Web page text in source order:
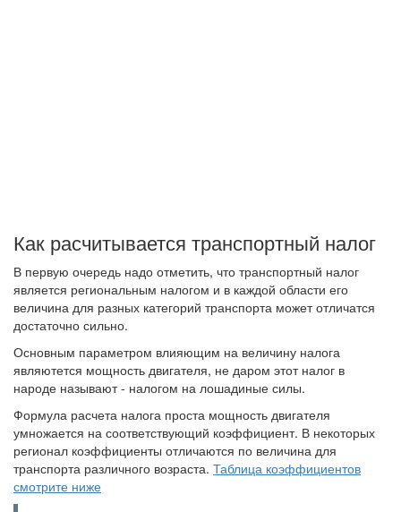
Как расчитывается транспортный налог
В первую очередь надо отметить, что транспортный налог
является региональным налогом и в каждой области его
величина для разных категорий транспорта может отличатся
достаточно сильно.
Основным параметром влияющим на величину налога
являютется мощность двигателя, не даром этот налог в
народе называют - налогом на лошадиные силы.
Формула расчета налога проста мощность двигателя
умножается на соответствующий коэффициент. В некоторых
регионал коэффициенты отличаются по величина для
транспорта различного возраста. Таблица коэффициентов
смотрите ниже